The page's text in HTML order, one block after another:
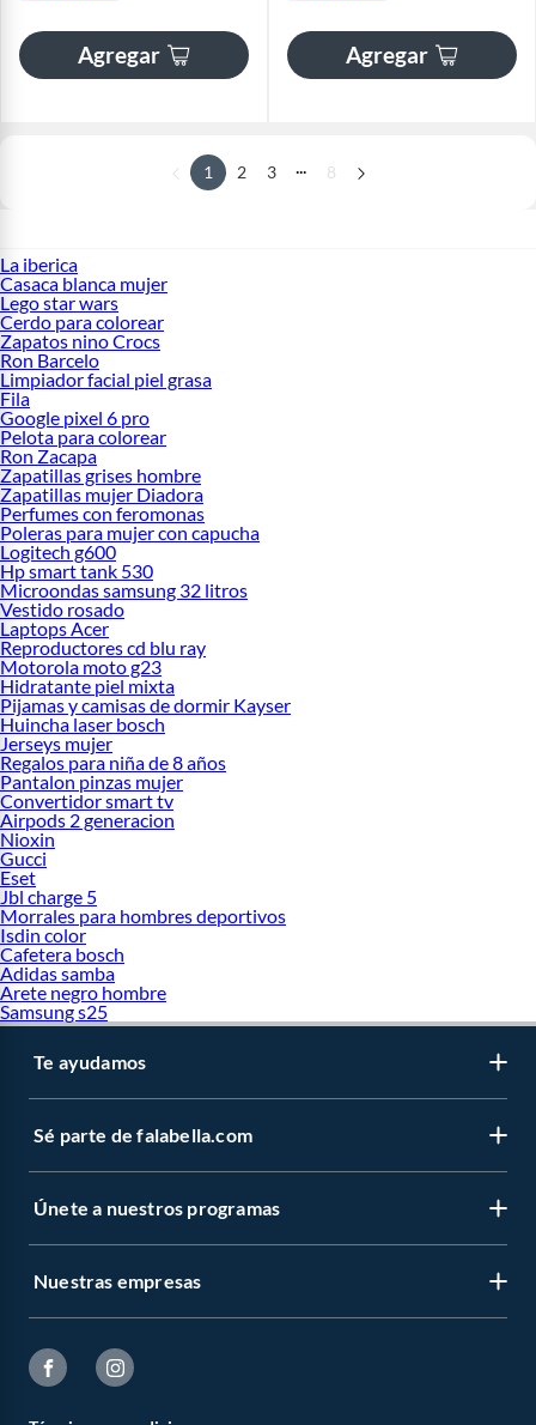
Agregar Agregar
1 2 3 ... 8
La iberica
Casaca blanca mujer
Lego star wars
Cerdo para colorear
Zapatos nino Crocs
Ron Barcelo
Limpiador facial piel grasa
Fila
Google pixel 6 pro
Pelota para colorear
Ron Zacapa
Zapatillas grises hombre
Zapatillas mujer Diadora
Perfumes con feromonas
Poleras para mujer con capucha
Logitech g600
Hp smart tank 530
Microondas samsung 32 litros
Vestido rosado
Laptops Acer
Reproductores cd blu ray
Motorola moto g23
Hidratante piel mixta
Pijamas y camisas de dormir Kayser
Huincha laser bosch
Jerseys mujer
Regalos para niña de 8 años
Pantalon pinzas mujer
Convertidor smart tv
Airpods 2 generacion
Nioxin
Gucci
Eset
Jbl charge 5
Morrales para hombres deportivos
Isdin color
Cafetera bosch
Adidas samba
Arete negro hombre
Samsung s25
Te ayudamos
Sé parte de falabella.com
Únete a nuestros programas
Nuestras empresas